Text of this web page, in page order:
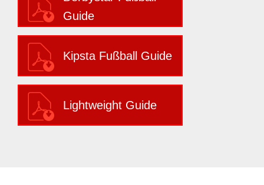
Guide
Kipsta Fußball Guide
Lightweight Guide